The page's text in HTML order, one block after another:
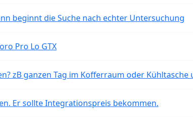
beginnt die Suche nach echter Untersuchung
Pro Lo GTX
zB ganzen Tag im Kofferraum oder Kühltasche
Er sollte Integrationspreis bekommen.